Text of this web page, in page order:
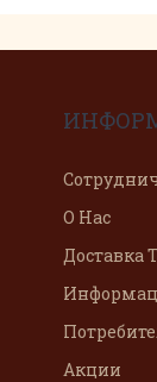
О Нас
Доставка
Акции